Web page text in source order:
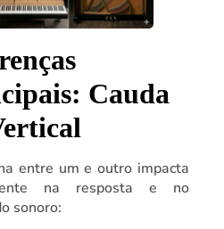
Cauda
entre um e outro impacta
na resposta e no
sonoro: